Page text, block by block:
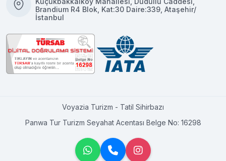
Brandium R4 Blok, Kat:30 Daire:339, Ataşehir/
İstanbul
Voyazia Turizm - Tatil Sihirbazı
Panwa Tur Turizm Seyahat Acentası Belge No: 16298